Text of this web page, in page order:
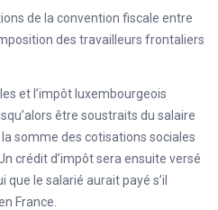
de la convention fiscale entre
des travailleurs frontaliers
et l’impôt luxembourgeois
être soustraits du salaire
somme des cotisations sociales
crédit d’impôt sera ensuite versé
que le salarié aurait payé s’il
France.